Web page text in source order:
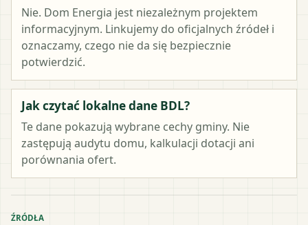
Nie. Dom Energia jest niezależnym projektem
informacyjnym. Linkujemy do oficjalnych źródeł i
oznaczamy, czego nie da się bezpiecznie
potwierdzić.
Jak czytać lokalne dane BDL?
Te dane pokazują wybrane cechy gminy. Nie
zastępują audytu domu, kalkulacji dotacji ani
porównania ofert.
ŹRÓDŁA